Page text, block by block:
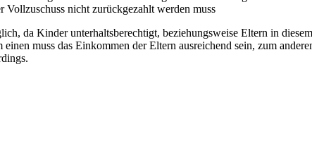
Vollzuschuss nicht zurückgezahlt werden muss
da Kinder unterhaltsberechtigt, beziehungsweise Eltern in
muss das Einkommen der Eltern ausreichend sein, zum